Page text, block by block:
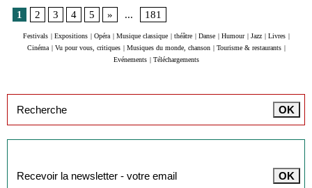
1
2 3 4 5 » ... 181
Festivals | Expositions | Opéra | Musique classique | théâtre | Danse | Humour | Jazz | Livres |
Cinéma | Vu pour vous, critiques | Musiques du monde, chanson | Tourisme & restaurants |
Evénements | Téléchargements